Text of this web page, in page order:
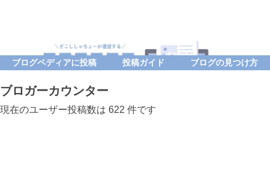
ブログペディアに投稿 投稿ガイド ブログの見つけ方
ブロガーカウンター
現在のユーザー投稿数は 622 件です